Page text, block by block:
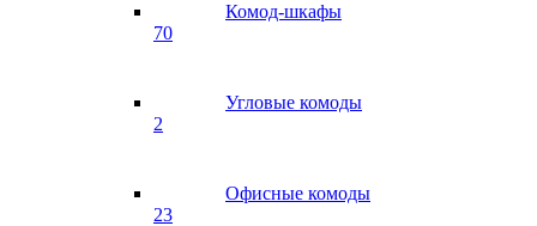
Комод-шкафы
70
Угловые комоды
2
Офисные комоды
23